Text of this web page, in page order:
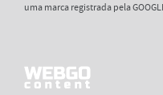
uma marca registrada pela